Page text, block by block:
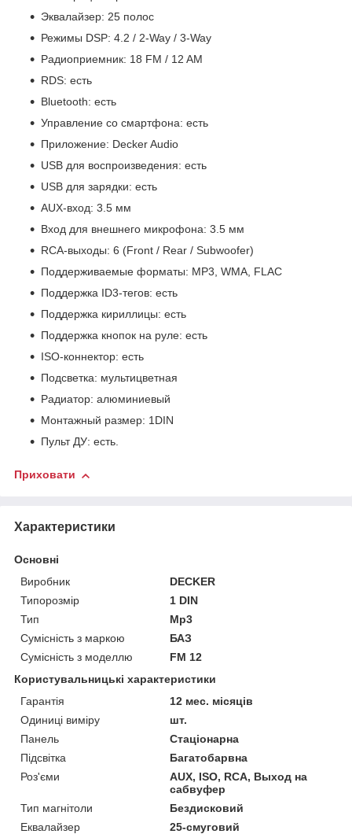
Эквалайзер: 25 полос
Режимы DSP: 4.2 / 2-Way / 3-Way
Радиоприемник: 18 FM / 12 AM
RDS: есть
Bluetooth: есть
Управление со смартфона: есть
Приложение: Decker Audio
USB для воспроизведения: есть
USB для зарядки: есть
AUX-вход: 3.5 мм
Вход для внешнего микрофона: 3.5 мм
RCA-выходы: 6 (Front / Rear / Subwoofer)
Поддерживаемые форматы: MP3, WMA, FLAC
Поддержка ID3-тегов: есть
Поддержка кириллицы: есть
Поддержка кнопок на руле: есть
ISO-коннектор: есть
Подсветка: мультицветная
Радиатор: алюминиевый
Монтажный размер: 1DIN
Пульт ДУ: есть.
Приховати
Характеристики
Основні
Виробник
DECKER
Типорозмір
1 DIN
Тип
Mp3
Сумісність з маркою
БАЗ
Сумісність з моделлю
FM 12
Користувальницькі характеристики
Гарантія
12 мес. місяців
Одиниці виміру
шт.
Панель
Стаціонарна
Підсвітка
Багатобарвна
Роз'єми
AUX, ISO, RCA, Выход на
сабвуфер
Тип магнітоли
Бездисковий
Еквалайзер
25-смуговий